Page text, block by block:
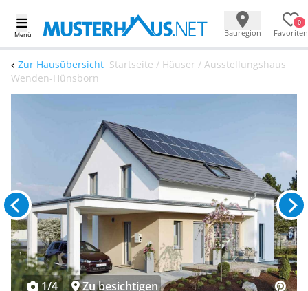
Menü Bauregion
0
Favoriten
Zur Hausübersicht Startseite / Häuser / Ausstellungshaus
Wenden-Hünsborn
1/4 Zu besichtigen